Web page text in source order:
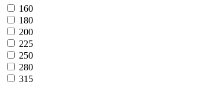
160
180
200
225
250
280
315